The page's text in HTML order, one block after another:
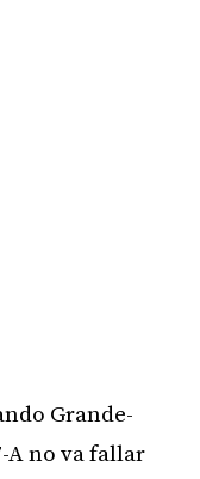
Grande-
A no va fallar